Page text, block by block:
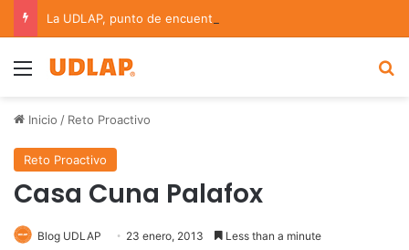
Menu
Inicio / Reto Proactivo
Reto Proactivo
Casa Cuna Palafox
Blog UDLAP 23 enero, 2013 Less than a minute